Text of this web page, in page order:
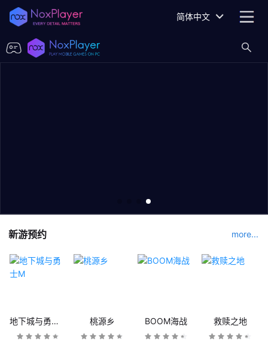
简体中文
新游预约 more...
地下城与勇士M 桃源乡 BOOM海战 救赎之地